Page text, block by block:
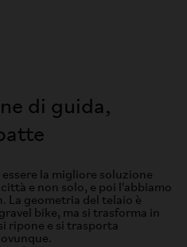
di guida,
la migliore soluzione
e non solo, e poi l'abbiamo
La geometria del telaio è
bike, ma si trasforma in
ripone e si trasporta